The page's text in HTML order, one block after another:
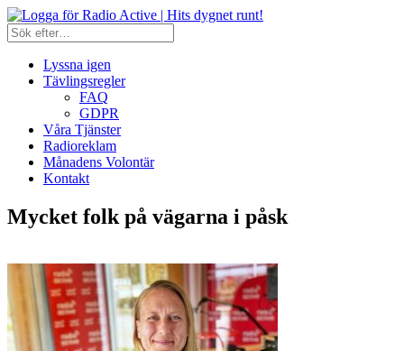
Lyssna igen
Tävlingsregler
FAQ
GDPR
Våra Tjänster
Radioreklam
Månadens Volontär
Kontakt
Mycket folk på vägarna i påsk